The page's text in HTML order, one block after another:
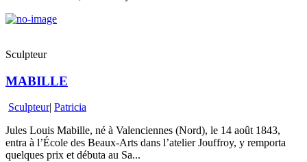
Sculpteur
MABILLE
Sculpteur| Patricia
Jules Louis Mabille, né à Valenciennes (Nord), le 14 août 1843,
entra à l’École des Beaux-Arts dans l’atelier Jouffroy, y remporta
quelques prix et débuta au Sa...